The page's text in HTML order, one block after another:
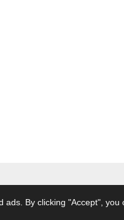
By clicking "Accept",